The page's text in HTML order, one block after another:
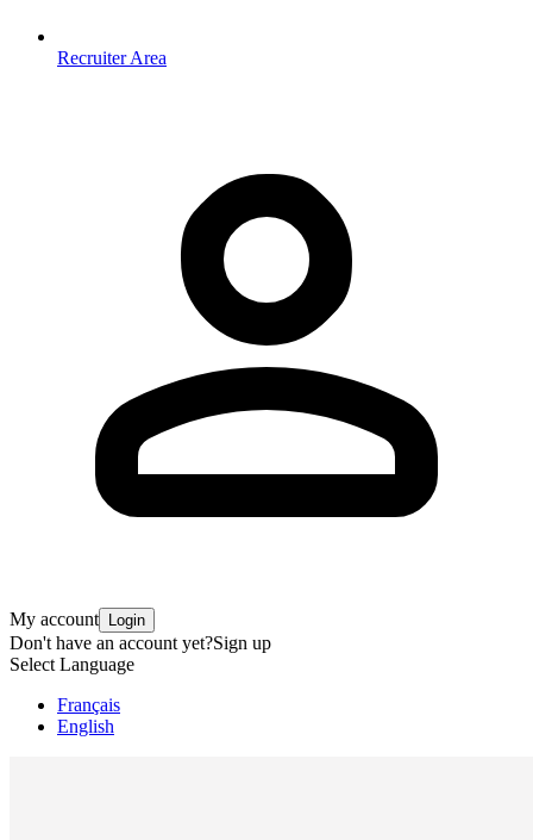
Recruiter Area
My account Login
Don't have an account yet?Sign up
Select Language
Français
English